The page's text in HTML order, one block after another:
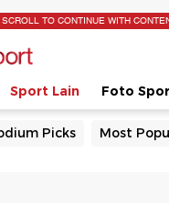
SCROLL TO CONTINUE WITH
Sport Lain Foto
Picks Most